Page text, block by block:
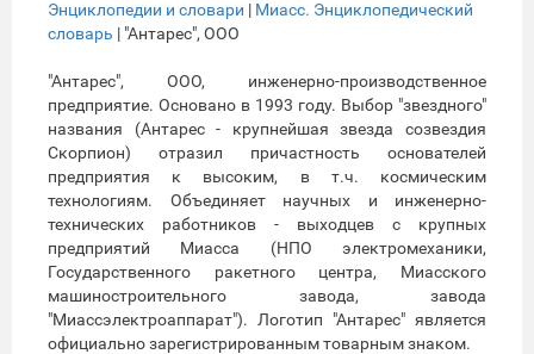
Энциклопедии и словари | Миасс. Энциклопедический
словарь | "Антарес", ООО
"Антарес", ООО, инженерно-производственное
предприятие. Основано в 1993 году. Выбор "звездного"
названия (Антарес - крупнейшая звезда созвездия
Скорпион) отразил причастность основателей
предприятия к высоким, в т.ч. космическим
технологиям. Объединяет научных и инженерно-
технических работников - выходцев с крупных
предприятий Миасса (НПО электромеханики,
Государственного ракетного центра, Миасского
машиностроительного завода, завода
"Миассэлектроаппарат"). Логотип "Антарес" является
официально зарегистрированным товарным знаком.